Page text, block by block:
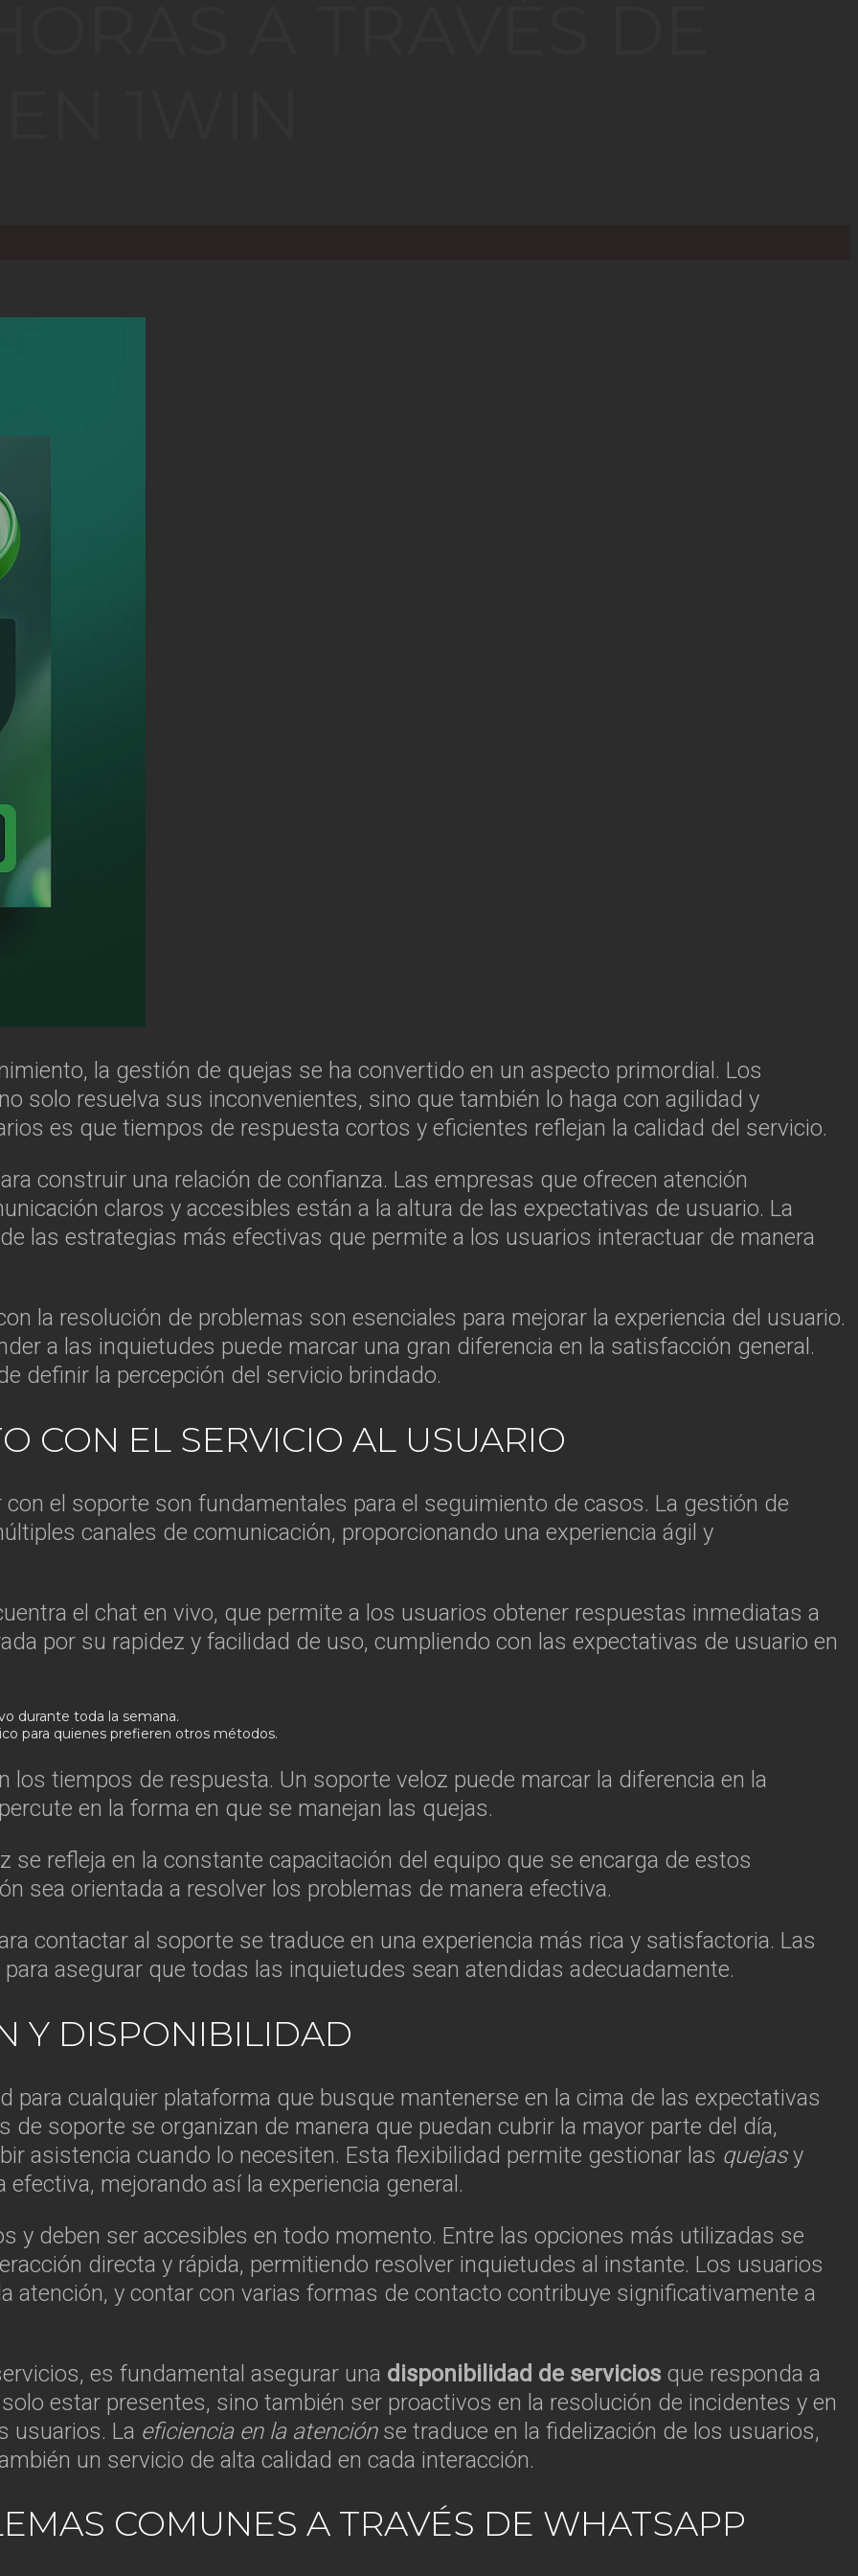
la gestión de quejas se ha convertido en un aspecto primordial. Los
solo resuelva sus inconvenientes, sino que también lo haga con agilidad y
es que tiempos de respuesta cortos y eficientes reflejan la calidad del servicio.
construir una relación de confianza. Las empresas que ofrecen atención
claros y accesibles están a la altura de las expectativas de usuario. La
las estrategias más efectivas que permite a los usuarios interactuar de manera
la resolución de problemas son esenciales para mejorar la experiencia del usuario.
a las inquietudes puede marcar una gran diferencia en la satisfacción general.
definir la percepción del servicio brindado.
CON EL SERVICIO AL USUARIO
el soporte son fundamentales para el seguimiento de casos. La gestión de
canales de comunicación, proporcionando una experiencia ágil y
el chat en vivo, que permite a los usuarios obtener respuestas inmediatas a
por su rapidez y facilidad de uso, cumpliendo con las expectativas de usuario en
durante toda la semana.
para quienes prefieren otros métodos.
los tiempos de respuesta. Un soporte veloz puede marcar la diferencia en la
en la forma en que se manejan las quejas.
refleja en la constante capacitación del equipo que se encarga de estos
sea orientada a resolver los problemas de manera efectiva.
contactar al soporte se traduce en una experiencia más rica y satisfactoria. Las
asegurar que todas las inquietudes sean atendidas adecuadamente.
Y DISPONIBILIDAD
para cualquier plataforma que busque mantenerse en la cima de las expectativas
de soporte se organizan de manera que puedan cubrir la mayor parte del día,
asistencia cuando lo necesiten. Esta flexibilidad permite gestionar las quejasy
mejorando así la experiencia general.
y deben ser accesibles en todo momento. Entre las opciones más utilizadas se
directa y rápida, permitiendo resolver inquietudes al instante. Los usuarios
atención, y contar con varias formas de contacto contribuye significativamente a
es fundamental asegurar una disponibilidad de servicios que responda a
estar presentes, sino también ser proactivos en la resolución de incidentes y en
usuarios. La eficiencia en la atenciónse traduce en la fidelización de los usuarios,
un servicio de alta calidad en cada interacción.
COMUNES A TRAVÉS DE WHATSAPP